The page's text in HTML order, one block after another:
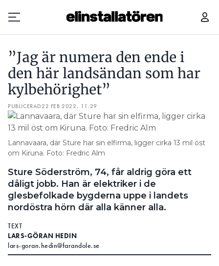
Prenumerera
Hantera prenumeration
Lediga jobb
Annonsera
Om tidningen
Kontakt
Search for:
”Jag är numera den ende i
den här landsändan som har
kylbehörighet”
PUBLICERAD22 FEB 2022, 11:29
Lannavaara, där Sture har sin elfirma, ligger cirka 13 mil öst
om Kiruna. Foto: Fredric Alm
Sture Söderström, 74, får aldrig göra ett
dåligt jobb. Han är elektriker i de
glesbefolkade bygderna uppe i landets
nordöstra hörn där alla känner alla.
TEXT
LARS-GÖRAN HEDIN
lars-goran.hedin@farandole.se